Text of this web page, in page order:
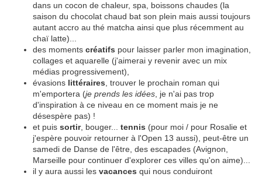
dans un cocon de chaleur, spa, boissons chaudes (la
saison du chocolat chaud bat son plein mais aussi toujours
autant accro au thé matcha ainsi que plus récemment au
chaï latte)...
des moments créatifs pour laisser parler mon imagination,
collages et aquarelle (j'aimerai y revenir avec un mix
médias progressivement),
évasions littéraires , trouver le prochain roman qui
m'emportera (je prends les idées , je n'ai pas trop
d'inspiration à ce niveau en ce moment mais je ne
désespère pas) !
et puis sortir, bouger... tennis (pour moi / pour Rosalie et
j'espère pouvoir retourner à l'Open 13 aussi), peut-être un
samedi de Danse de l'être, des escapades (Avignon,
Marseille pour continuer d'explorer ces villes qu'on aime)...
il y aura aussi les vacances qui nous conduiront